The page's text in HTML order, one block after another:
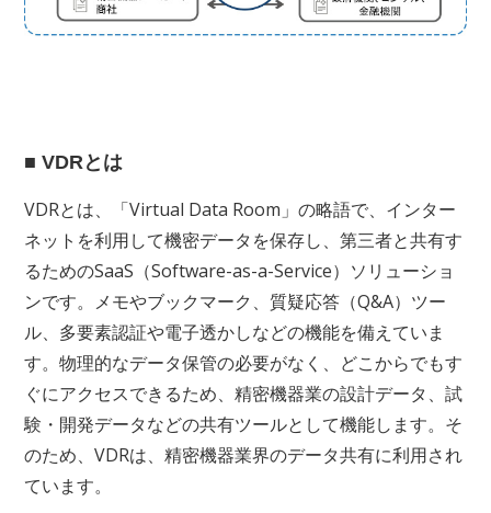
■ VDRとは
VDRとは、「Virtual Data Room」の略語で、インター
ネットを利用して機密データを保存し、第三者と共有す
るためのSaaS（Software-as-a-Service）ソリューショ
ンです。メモやブックマーク、質疑応答（Q&A）ツー
ル、多要素認証や電子透かしなどの機能を備えていま
す。物理的なデータ保管の必要がなく、どこからでもす
ぐにアクセスできるため、精密機器業の設計データ、試
験・開発データなどの共有ツールとして機能します。そ
のため、VDRは、精密機器業界のデータ共有に利用され
ています。